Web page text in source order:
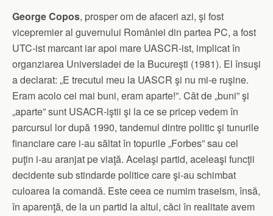
George Copos, prosper om de afaceri azi, şi fost
vicepremier al guvernului României din partea PC, a fost
UTC-ist marcant iar apoi mare UASCR-ist, implicat în
organziarea Universiadei de la Bucureşti (1981). El însuşi
a declarat: „E trecutul meu la UASCR şi nu mi-e ruşine.
Eram acolo cei mai buni, eram aparte!”. Cât de „buni” şi
„aparte” sunt USACR-iştii şi la ce se pricep vedem în
parcursul lor după 1990, tandemul dintre politic şi tunurile
financiare care i-au săltat în topurile „Forbes” sau cel
puţin i-au aranjat pe viaţă. Acelaşi partid, aceleaşi funcţii
decidente sub stindarde politice care şi-au schimbat
culoarea la comandă. Este ceea ce numim traseism, însă,
în aparenţă, de la un partid la altul, căci în realitate avem